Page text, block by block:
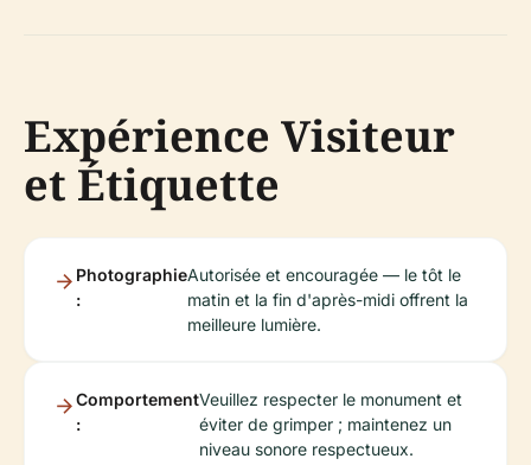
Expérience Visiteur
et Étiquette
Photographie
:
Autorisée et encouragée — le tôt le
matin et la fin d'après-midi offrent la
meilleure lumière.
Comportement
:
Veuillez respecter le monument et
éviter de grimper ; maintenez un
niveau sonore respectueux.